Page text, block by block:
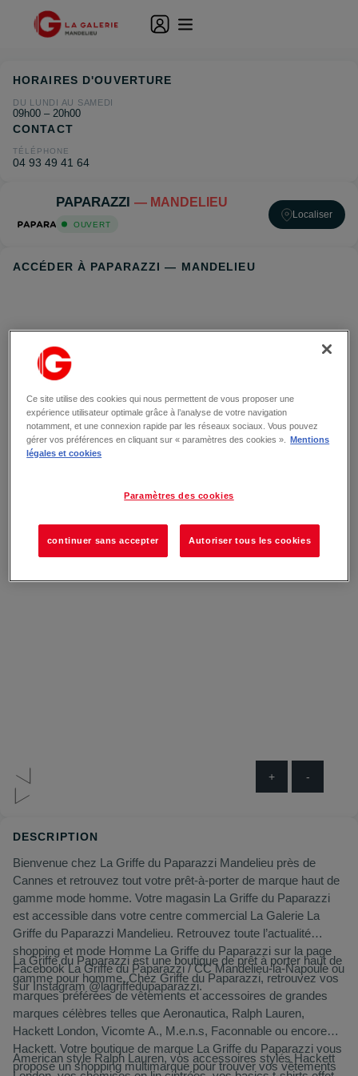
PAPARAZZI — MANDELIEU
OUVERT
Localiser
ACCÉDER À PAPARAZZI — MANDELIEU
+ -
HORAIRES D'OUVERTURE
DU LUNDI AU SAMEDI
09h00 – 20h00
CONTACT
TÉLÉPHONE
04 93 49 41 64
DESCRIPTION
Bienvenue chez La Griffe du Paparazzi Mandelieu près de
Cannes et retrouvez tout votre prêt-à-porter de marque haut de
gamme mode homme. Votre magasin La Griffe du Paparazzi
est accessible dans votre centre commercial La Galerie La
Griffe du Paparazzi Mandelieu. Retrouvez toute l’actualité
shopping et mode Homme La Griffe du Paparazzi sur la page
Facebook La Griffe du Paparazzi / CC Mandelieu-la-Napoule ou
sur Instagram @lagriffedupaparazzi.
La Griffe du Paparazzi est une boutique de prêt à porter haut de
gamme pour homme. Chez Griffe du Paparazzi, retrouvez vos
marques préférées de vêtements et accessoires de grandes
marques célèbres telles que Aeronautica, Ralph Lauren,
Hackett London, Vicomte A., M.e.n.s, Faconnable ou encore
Hackett. Votre boutique de marque La Griffe du Paparazzi vous
propose un shopping multimarque pour trouver vos vêtements
American style Ralph Lauren, vos accessoires stylés Hackett
Ce site utilise des cookies qui nous permettent de vous proposer une
expérience utilisateur optimale grâce à l’analyse de votre navigation
notamment, et une connexion rapide par les réseaux sociaux. Vous pouvez
gérer vos préférences en cliquant sur « paramètres des cookies ».
Mentions
légales et cookies
Paramètres des cookies
continuer sans accepter Autoriser tous les cookies